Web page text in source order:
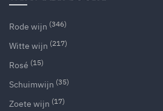
Rode wijn (346)
Witte wijn (217)
Rosé (15)
Schuimwijn (35)
Zoete wijn (17)